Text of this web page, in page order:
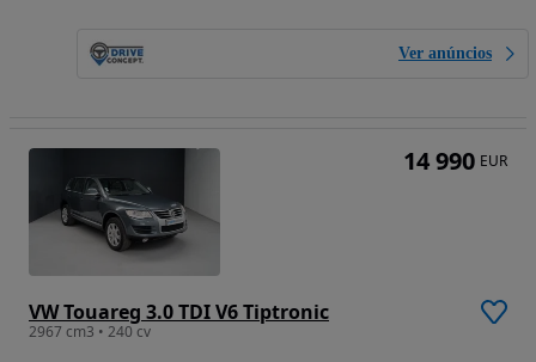
Ver anúncios
VW Touareg 3.0 TDI V6 Tiptronic
2967 cm3 • 240 cv
14 990 EUR